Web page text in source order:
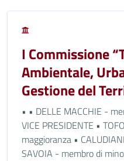
I Commissione
Ambientale,
Gestione del
• • DELLE MACCHIE -
VICE PRESIDENTE •
maggioranza •
SAVOIA - membro di